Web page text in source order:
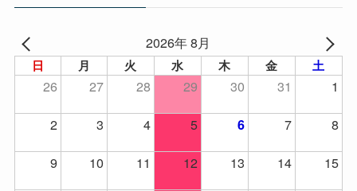
2026年 8月
日 月 火 水 木 金 土
26 27 28 29 30 31
1
2
3 4 5 6 7
8
9
10 11 12 13 14 15